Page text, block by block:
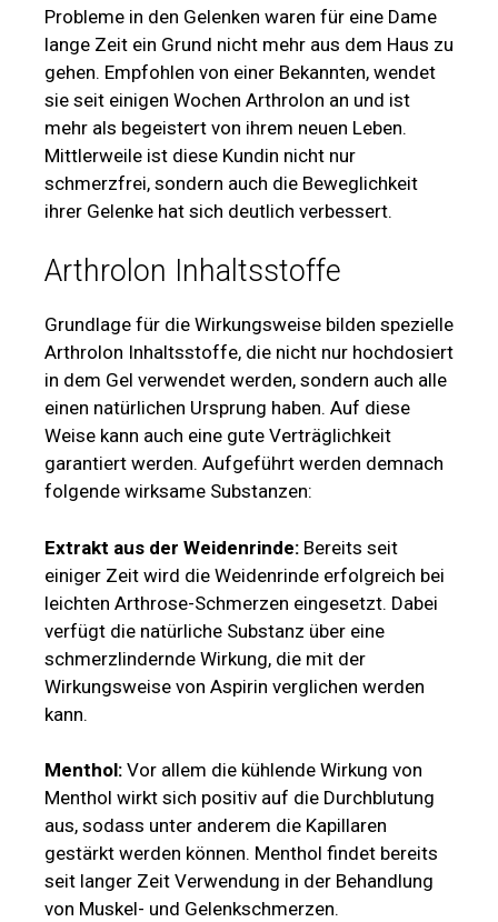
Probleme in den Gelenken waren für eine Dame
lange Zeit ein Grund nicht mehr aus dem Haus zu
gehen. Empfohlen von einer Bekannten, wendet
sie seit einigen Wochen Arthrolon an und ist
mehr als begeistert von ihrem neuen Leben.
Mittlerweile ist diese Kundin nicht nur
schmerzfrei, sondern auch die Beweglichkeit
ihrer Gelenke hat sich deutlich verbessert.
Arthrolon Inhaltsstoffe
Grundlage für die Wirkungsweise bilden spezielle
Arthrolon Inhaltsstoffe, die nicht nur hochdosiert
in dem Gel verwendet werden, sondern auch alle
einen natürlichen Ursprung haben. Auf diese
Weise kann auch eine gute Verträglichkeit
garantiert werden. Aufgeführt werden demnach
folgende wirksame Substanzen:
Extrakt aus der Weidenrinde: Bereits seit
einiger Zeit wird die Weidenrinde erfolgreich bei
leichten Arthrose-Schmerzen eingesetzt. Dabei
verfügt die natürliche Substanz über eine
schmerzlindernde Wirkung, die mit der
Wirkungsweise von Aspirin verglichen werden
kann.
Menthol: Vor allem die kühlende Wirkung von
Menthol wirkt sich positiv auf die Durchblutung
aus, sodass unter anderem die Kapillaren
gestärkt werden können. Menthol findet bereits
seit langer Zeit Verwendung in der Behandlung
von Muskel- und Gelenkschmerzen.